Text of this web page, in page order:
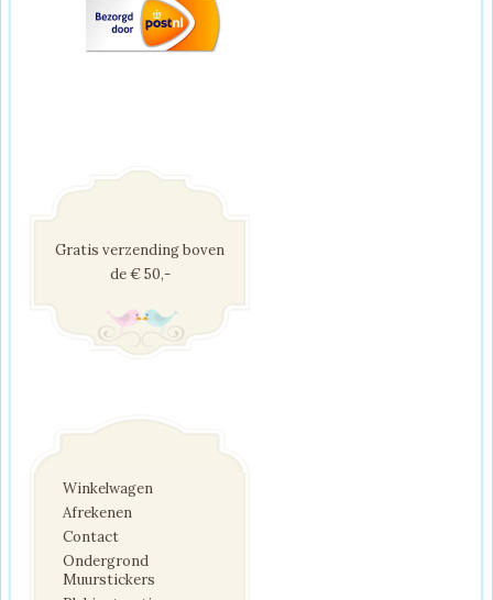
Gratis verzending boven
de € 50,-
Winkelwagen
Afrekenen
Contact
Ondergrond
Muurstickers